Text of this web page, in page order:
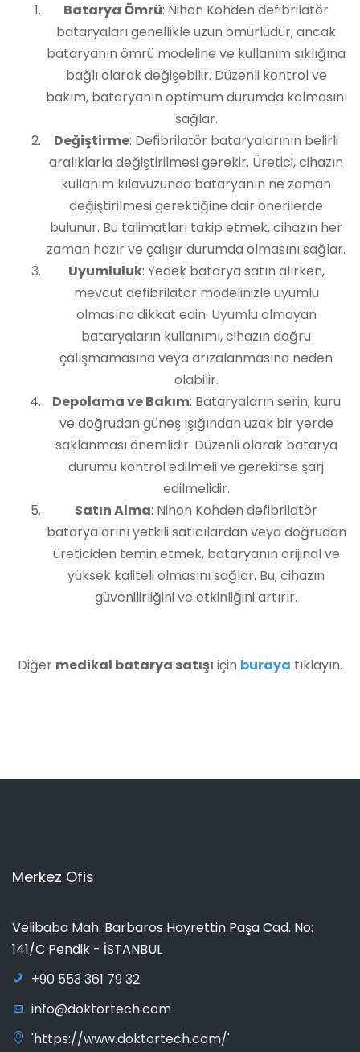
Batarya Ömrü: Nihon Kohden defibrilatör
bataryaları genellikle uzun ömürlüdür, ancak
bataryanın ömrü modeline ve kullanım sıklığına
bağlı olarak değişebilir. Düzenli kontrol ve
bakım, bataryanın optimum durumda kalmasını
sağlar.
Değiştirme: Defibrilatör bataryalarının belirli
aralıklarla değiştirilmesi gerekir. Üretici, cihazın
kullanım kılavuzunda bataryanın ne zaman
değiştirilmesi gerektiğine dair önerilerde
bulunur. Bu talimatları takip etmek, cihazın her
zaman hazır ve çalışır durumda olmasını sağlar.
Uyumluluk: Yedek batarya satın alırken,
mevcut defibrilatör modelinizle uyumlu
olmasına dikkat edin. Uyumlu olmayan
bataryaların kullanımı, cihazın doğru
çalışmamasına veya arızalanmasına neden
olabilir.
Depolama ve Bakım: Bataryaların serin, kuru
ve doğrudan güneş ışığından uzak bir yerde
saklanması önemlidir. Düzenli olarak batarya
durumu kontrol edilmeli ve gerekirse şarj
edilmelidir.
Satın Alma: Nihon Kohden defibrilatör
bataryalarını yetkili satıcılardan veya doğrudan
üreticiden temin etmek, bataryanın orijinal ve
yüksek kaliteli olmasını sağlar. Bu, cihazın
güvenilirliğini ve etkinliğini artırır.
Diğer medikal batarya satışı için buraya tıklayın.
Merkez Ofis
Velibaba Mah. Barbaros Hayrettin Paşa Cad. No:
141/C Pendik - İSTANBUL
+90 553 361 79 32
info@doktortech.com
'https://www.doktortech.com/'